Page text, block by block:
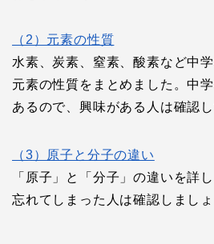
（2）元素の性質
水素、炭素、窒素、酸素など中
元素の性質をまとめました。中
あるので、興味がある人は確認
（3）原子と分子の違い
「原子」と「分子」の違いを詳
忘れてしまった人は確認しましょ